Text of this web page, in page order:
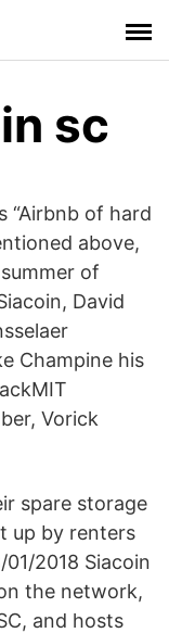
sc
“Airbnb of hard
above,
of
David
Champine his
Vorick
spare storage
up by renters
2018 Siacoin
the network,
and hosts